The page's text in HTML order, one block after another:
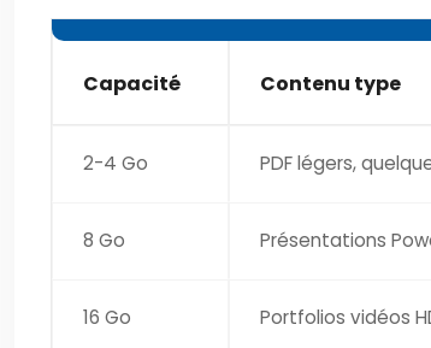
Capacité Contenu type
2-4 Go PDF légers,
8 Go Présentations
16 Go Portfolios vidéos